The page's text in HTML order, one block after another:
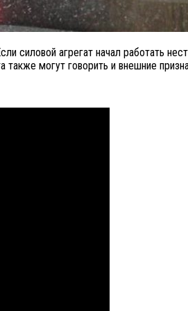
агрегат начал работать
могут говорить и внешние